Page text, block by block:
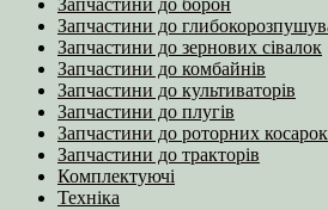
Запчастини до борон
Запчастини до
Запчастини до зернових сівалок
Запчастини до комбайнів
Запчастини до культиваторів
Запчастини до плугів
Запчастини до роторних косарок
Запчастини до тракторів
Комплектуючі
Техніка